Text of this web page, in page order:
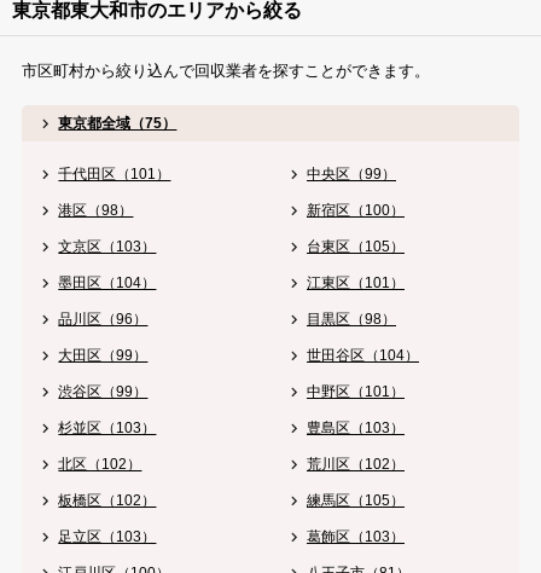
東京都東大和市のエリアから絞る
市区町村から絞り込んで回収業者を探すことができます。
東京都全域（75）
千代田区（101） 中央区（99）
港区（98） 新宿区（100）
文京区（103） 台東区（105）
墨田区（104） 江東区（101）
品川区（96） 目黒区（98）
大田区（99） 世田谷区（104）
渋谷区（99） 中野区（101）
杉並区（103） 豊島区（103）
北区（102） 荒川区（102）
板橋区（102） 練馬区（105）
足立区（103） 葛飾区（103）